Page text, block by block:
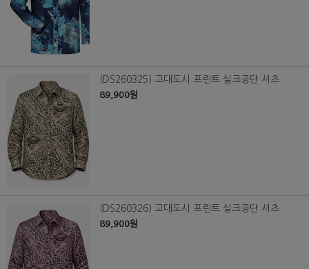
(DS260325) 고대도시 프린트 실크공단 셔츠
89,900원
(DS260326) 고대도시 프린트 실크공단 셔츠
89,900원